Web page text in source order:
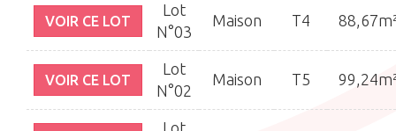
VOIR CE LOT
Lot
N°03
Maison T4
VOIR CE LOT
Lot
N°02
Maison T5